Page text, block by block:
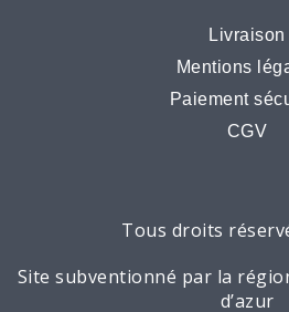
Livraison
Mentions
Paiement
CGV
Tous droits
Site subventionné par la
d’azur